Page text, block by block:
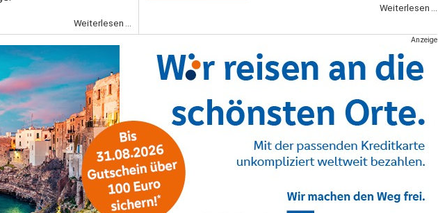
Weiterlesen ...
Weiterlesen ...
Anzeige